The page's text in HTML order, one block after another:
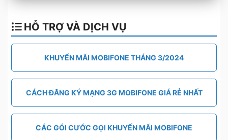
HỖ TRỢ VÀ DỊCH VỤ
KHUYẾN MÃI MOBIFONE THÁNG 3/2024
CÁCH ĐĂNG KÝ MẠNG 3G MOBIFONE GIÁ RẺ NHẤT
CÁC GÓI CƯỚC GỌI KHUYẾN MÃI MOBIFONE